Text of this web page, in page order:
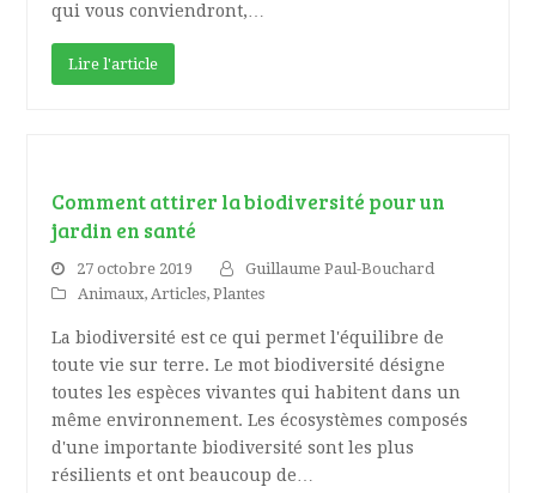
qui vous conviendront,…
Lire l'article
Comment attirer la biodiversité pour un
jardin en santé
27 octobre 2019
Guillaume Paul-Bouchard
Animaux,Articles,Plantes
La biodiversité est ce qui permet l'équilibre de
toute vie sur terre. Le mot biodiversité désigne
toutes les espèces vivantes qui habitent dans un
même environnement. Les écosystèmes composés
d'une importante biodiversité sont les plus
résilients et ont beaucoup de…